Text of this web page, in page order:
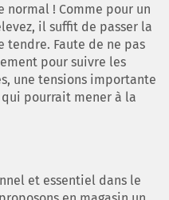
normal ! Comme pour un
il suffit de passer la
tendre. Faute de ne pas
pour suivre les
une tensions importante
pourrait mener à la
et essentiel dans le